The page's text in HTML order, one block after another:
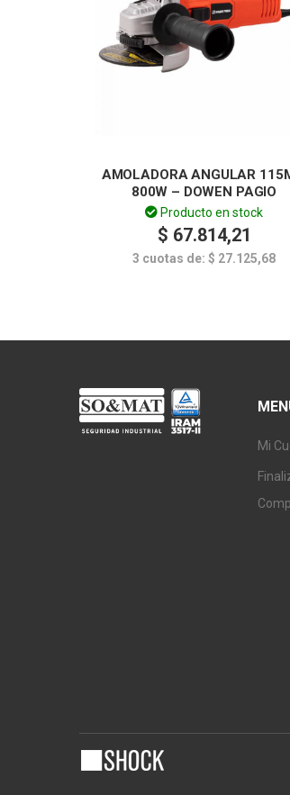
AMOLADORA ANGULAR
800W – DOWEN PAGIO
Producto en stock
$ 67.814,21
3 cuotas de: $ 27.125,68
Mi